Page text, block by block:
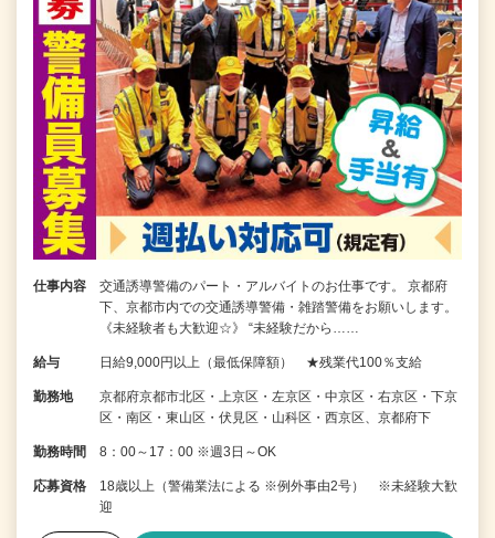
仕事内容
交通誘導警備のパート・アルバイトのお仕事です。 京都府
下、京都市内での交通誘導警備・雑踏警備をお願いします。
《未経験者も大歓迎☆》 “未経験だから……
給与 日給9,000円以上（最低保障額） ★残業代100％支給
勤務地
京都府京都市北区・上京区・左京区・中京区・右京区・下京
区・南区・東山区・伏見区・山科区・西京区、京都府下
勤務時間 8：00～17：00 ※週3日～OK
応募資格
18歳以上（警備業法による ※例外事由2号） ※未経験大歓
迎